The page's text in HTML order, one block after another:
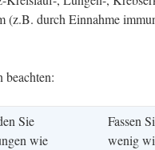
(z.B. durch Einnahme
beachten:
Sie
wie
Fassen
wenig